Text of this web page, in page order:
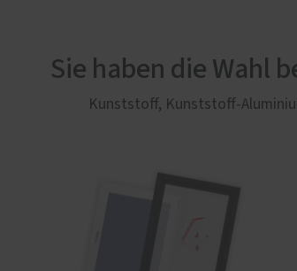
Sie haben die Wahl
Kunststoff, Kunststoff-